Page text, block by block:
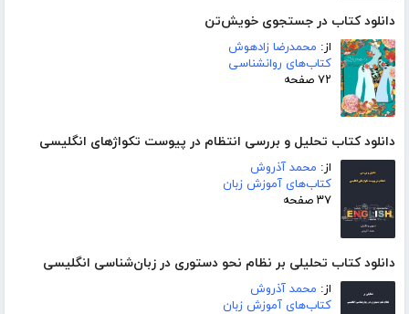
دانلود کتاب در جستجوی خویش‌تن
از: محمدرضا زادهوش
کتاب‌های روانشناسی
۷۲ صفحه
دانلود کتاب تحلیل و بررسی انتظام در پیوست تکواژهای انگلیسی
از: محمد آذروش
کتاب‌های آموزش زبان
۳۷ صفحه
دانلود کتاب تحلیلی بر نظام نحو دستوری در زبان‌شناسی انگلیسی
از: محمد آذروش
کتاب‌های آموزش زبان